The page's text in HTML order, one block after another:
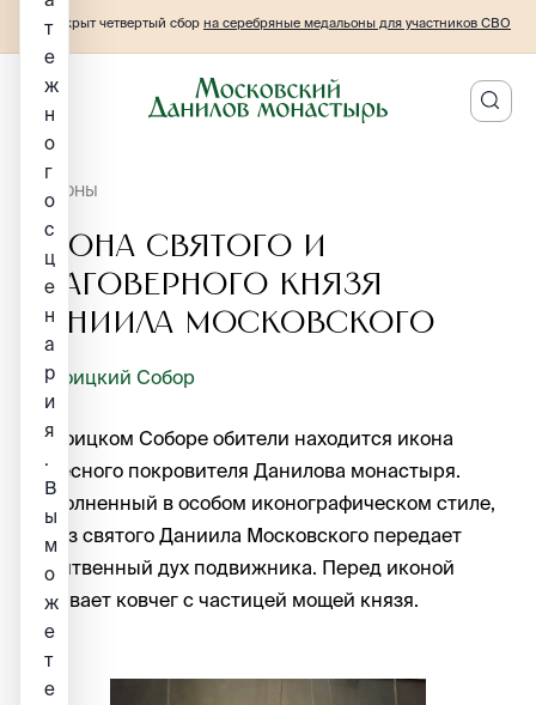
Открыт четвертый сбор на серебряные медальоны для участников СВО
ИКОНЫ
Икона святого и
благоверного князя
Даниила Московского
Троицкий Собор
В Троицком Соборе обители находится икона
Небесного покровителя Данилова монастыря.
Выполненный в особом иконографическом стиле,
образ святого Даниила Московского передает
молитвенный дух подвижника. Перед иконой
почивает ковчег с частицей мощей князя.
т
е
ж
н
о
г
о
с
ц
е
н
а
р
и
я
.
В
ы
м
о
ж
е
т
е